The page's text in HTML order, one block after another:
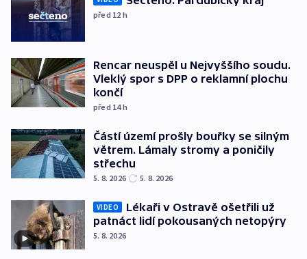
před 12 h
Rencar neuspěl u Nejvyššího soudu.
Vleklý spor s DPP o reklamní plochu
končí
před 14h
Částí území prošly bouřky se silným
větrem. Lámaly stromy a poničily
střechu
5. 8. 2026 5. 8. 2026
VIDEO
Lékaři v Ostravě ošetřili už
patnáct lidí pokousaných netopýry
5. 8. 2026